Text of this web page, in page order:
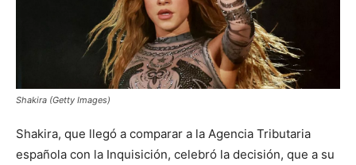
Shakira (Getty Images)
Shakira, que llegó a comparar a la Agencia Tributaria
española con la Inquisición, celebró la decisión, que a su